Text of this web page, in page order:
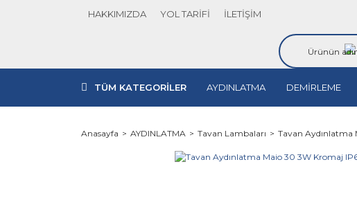
HAKKIMIZDA YOL TARİFİ İLETİŞİM
TÜM KATEGORİLER AYDINLATMA DEMİRLEME
Anasayfa AYDINLATMA Tavan Lambaları Tavan Aydınlatma